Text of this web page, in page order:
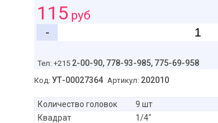
115 руб
-
Тел: +215 2-00-90, 778-93-985, 775-69-958
Код: УТ-00027364 Артикул: 202010
Количество головок
9 шт
Квадрат
1/4"